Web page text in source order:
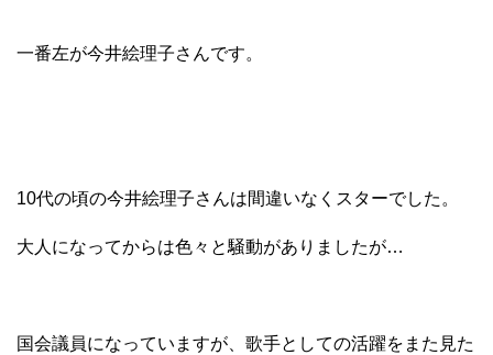
一番左が今井絵理子さんです。
10代の頃の今井絵理子さんは間違いなくスターでした。
大人になってからは色々と騒動がありましたが…
国会議員になっていますが、歌手としての活躍をまた見た